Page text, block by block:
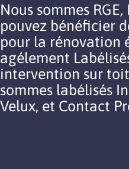
Nous sommes
pouvez bénéficier
pour la rénovation
agélement
intervention sur
sommes labélisés
Velux, et Contact